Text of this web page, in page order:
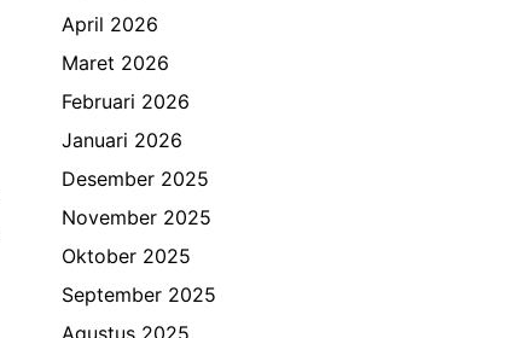
April 2026
Maret 2026
Februari 2026
Januari 2026
Desember 2025
November 2025
Oktober 2025
September 2025